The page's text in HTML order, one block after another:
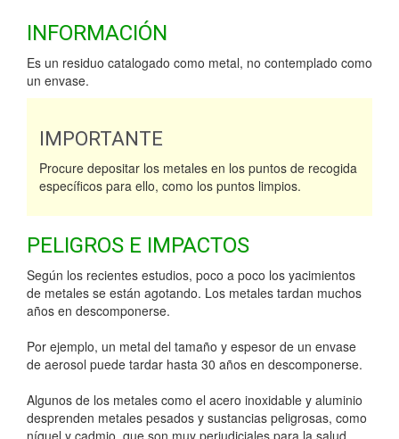
INFORMACIÓN
Es un residuo catalogado como metal, no contemplado como
un envase.
IMPORTANTE
Procure depositar los metales en los puntos de recogida
específicos para ello, como los puntos limpios.
PELIGROS E IMPACTOS
Según los recientes estudios, poco a poco los yacimientos
de metales se están agotando. Los metales tardan muchos
años en descomponerse.
Por ejemplo, un metal del tamaño y espesor de un envase
de aerosol puede tardar hasta 30 años en descomponerse.
Algunos de los metales como el acero inoxidable y aluminio
desprenden metales pesados y sustancias peligrosas, como